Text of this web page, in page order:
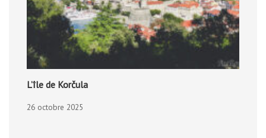
L’île de Korčula
26 octobre 2025